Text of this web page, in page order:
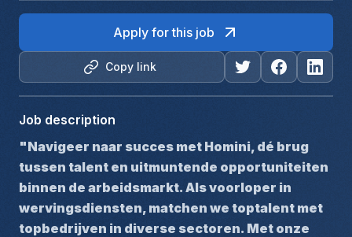
Copy link
Apply for this job
Job description
"Navigeer naar succes met Homini, dé brug
tussen talent en uitmuntende opportuniteiten
binnen de arbeidsmarkt. Als voorloper in
wervingsdiensten, matchen we toptalent met
topbedrijven in diverse sectoren. Met onze